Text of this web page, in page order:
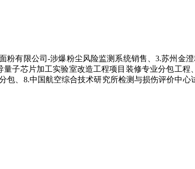
有限公司-涉爆粉尘风险监测系统销售、3.苏州金
子芯片加工实验室改造工程项目装修专业分包工程
、8.中国航空综合技术研究所检测与损伤评价中